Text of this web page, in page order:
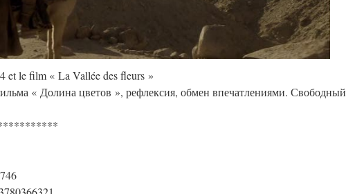
le film « La Vallée des fleurs »
« Долина цветов », рефлексия, обмен впечатлениями. Свободный
**